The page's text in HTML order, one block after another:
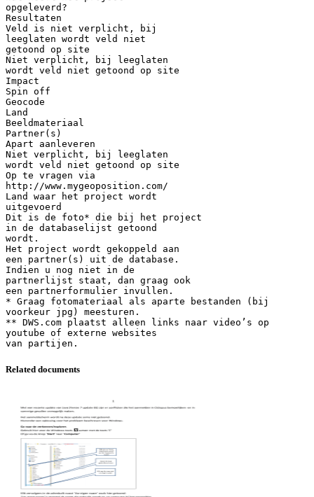
opgeleverd?
Resultaten
Veld is niet verplicht, bij
leeglaten wordt veld niet
getoond op site
Niet verplicht, bij leeglaten
wordt veld niet getoond op site
Impact
Spin off
Geocode
Land
Beeldmateriaal
Partner(s)
Apart aanleveren
Niet verplicht, bij leeglaten
wordt veld niet getoond op site
Op te vragen via
http://www.mygeoposition.com/
Land waar het project wordt
uitgevoerd
Dit is de foto* die bij het project
in de databaselijst getoond
wordt.
Het project wordt gekoppeld aan
een partner(s) uit de database.
Indien u nog niet in de
partnerlijst staat, dan graag ook
een partnerformulier invullen.
* Graag fotomateriaal als aparte bestanden (bij
voorkeur jpg) meesturen.
** DWS.com plaatst alleen links naar video’s op
youtube of externe websites
Related documents